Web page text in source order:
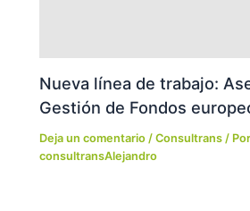
Nueva línea de trabajo:
Gestión de Fondos
Deja un comentario /Consultrans / Por
consultransAlejandro